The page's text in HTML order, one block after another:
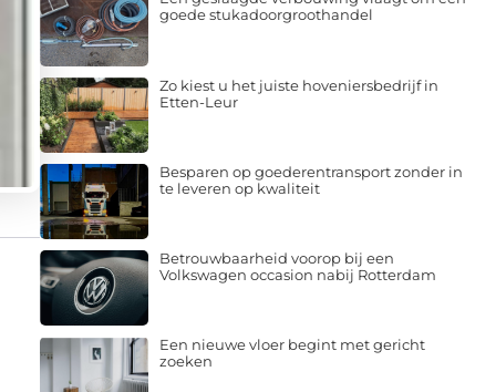
goede stukadoorgroothandel
Zo kiest u het juiste hoveniersbedrijf in
Etten-Leur
Besparen op goederentransport zonder in
te leveren op kwaliteit
Betrouwbaarheid voorop bij een
Volkswagen occasion nabij Rotterdam
Een nieuwe vloer begint met gericht
zoeken